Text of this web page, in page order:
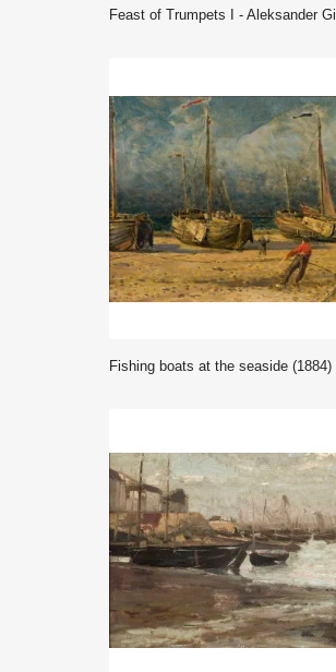
Feast of Trumpets I - Aleksander Gierymski
Fishing boats at the seaside (1884) - Aleksander Gierymski